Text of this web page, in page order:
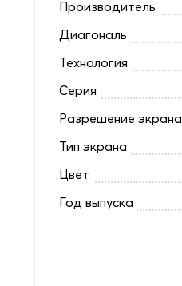
Производитель
Диагональ
Технология
Серия
Разрешение экрана
Тип экрана
Цвет
Год выпуска